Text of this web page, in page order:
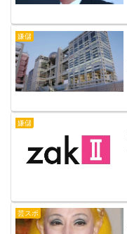
嫌儲
嫌儲
芸スポ